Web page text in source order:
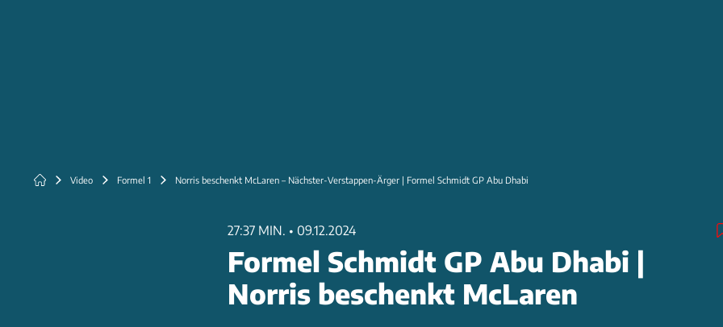
Video Formel 1 Norris beschenkt McLaren – Nächster-Verstappen-Ärger | Formel Schmidt GP Abu Dhabi
27:37 MIN. • 09.12.2024
Formel Schmidt GP Abu Dhabi |
Norris beschenkt McLaren